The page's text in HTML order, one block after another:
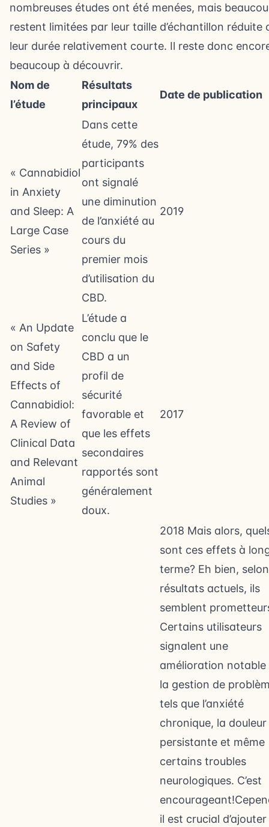
nombreuses études ont été menées, mais
restent limitées par leur taille d’échantillon réduite
leur durée relativement courte. Il reste donc
beaucoup à découvrir.
Nom de
l’étude
Résultats
principaux
Date de publication
« Cannabidiol
in Anxiety
and Sleep: A
Large Case
Series »
Dans cette
étude, 79% des
participants
ont signalé
une diminution
de l’anxiété au
cours du
premier mois
d’utilisation du
CBD.
2019
« An Update
on Safety
and Side
Effects of
Cannabidiol:
A Review of
Clinical Data
and Relevant
Animal
Studies »
L’étude a
conclu que le
CBD a un
profil de
sécurité
favorable et
que les effets
secondaires
rapportés sont
généralement
doux.
2017
2018 Mais alors,
sont ces effets à
terme? Eh bien,
résultats actuels, ils
semblent
Certains utilisateurs
signalent une
amélioration notable
la gestion de
tels que l’anxiété
chronique, la douleur
persistante et même
certains troubles
neurologiques. C’est
il est crucial